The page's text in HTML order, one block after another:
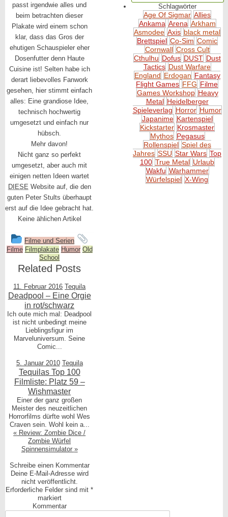
passt irgendwie alles und
beim betrachten dieser
Plakate wird einem schon
klar, dass das Gros der
ehutigen Schauspieler eher
Dosenfutter denn Haute
Cuisine ist! Selten habe ich
derart liebevolles Fanwork
gesehen, hier stimmt einfach
alles: Eine grandiose Idee,
technisch hochwertig
umgesetzt und einfach nur
hübsch.
Mehr davon!
Nicht ganz so perfekt
umgesetzt, aber auch mit
einigen netten Ideen wartet
DIESE Website auf, die den
guten Peter Stults überhaupt
erst auf die Idee gebracht hat.
Keine ählichen Artikel
This
entry
was
in
Filme und Serien
tagged
Filme Filmplakate Humor Old
School
Related Posts
11. Februar 2016 Tequila
Deadpool – Eine Orgie
in rot/schwarz
Ich oute mich mal: Deadpool
ist nicht unbedingt meine
Lieblingsfigur im
Marveluniversum. Seine
Comic...
5. Januar 2010 Tequila
Tequilas Top 100
Filmliste: Platz 59 –
Wishmaster
Einer der ganz großen
Meister des neuzeitlichen
Horrorfilms dürfte wohl Wes
Craven sein. Wohl kein a...
« Review: Zombie Dice /
Zombie Würfel
Spinnensimulator »
Schreibe einen Kommentar
Deine E-Mail-Adresse wird
nicht veröffentlicht.
Erforderliche Felder sind mit*
markiert
Kommentar
Schlagwörter
Age Of Sigmar Allies
Ankama Arena Arkham
Asmodee Axis black metal
Brettspiel Co-Sim Comic
Cornwall Cross Cult
Cthulhu Dofus DUST Dust
Tactics Dust Warfare
England Erdogan Fantasy
Flight Games FFG Filme
Games Workshop Heavy
Metal Heidelberger
Spieleverlag Horror Humor
Japanime Kartenspiel
Kickstarter Krosmaster
Mythos Pegasus
Rollenspiel Spiel des
Jahres SSU Star Wars Top
100 True Metal Urlaub
Wakfu Warhammer
Würfelspiel X-Wing